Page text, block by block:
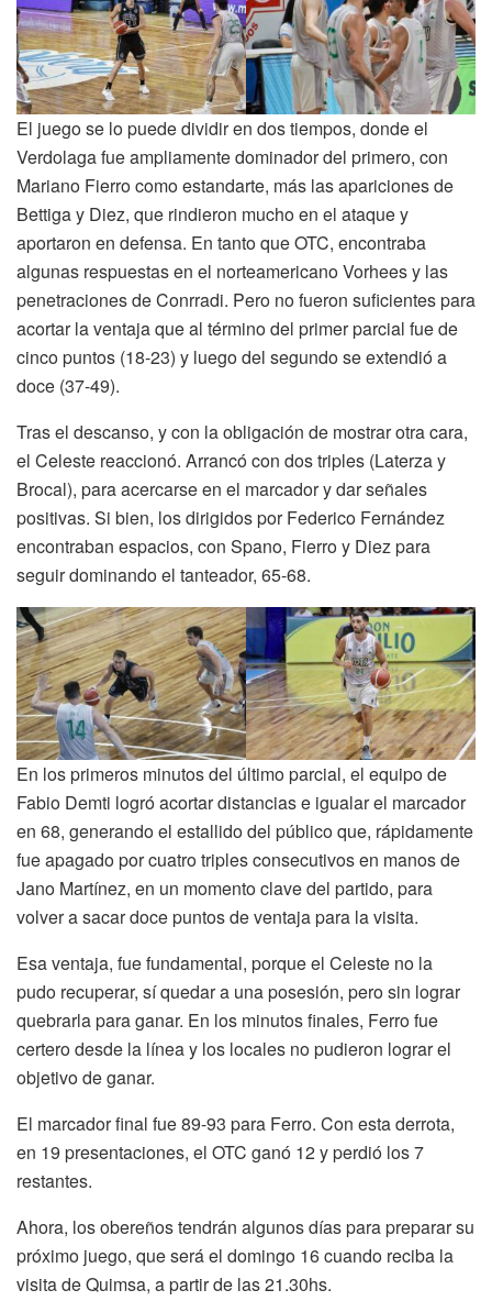
El juego se lo puede dividir en dos tiempos, donde el
Verdolaga fue ampliamente dominador del primero, con
Mariano Fierro como estandarte, más las apariciones de
Bettiga y Diez, que rindieron mucho en el ataque y
aportaron en defensa. En tanto que OTC, encontraba
algunas respuestas en el norteamericano Vorhees y las
penetraciones de Conrradi. Pero no fueron suficientes para
acortar la ventaja que al término del primer parcial fue de
cinco puntos (18-23) y luego del segundo se extendió a
doce (37-49).
Tras el descanso, y con la obligación de mostrar otra cara,
el Celeste reaccionó. Arrancó con dos triples (Laterza y
Brocal), para acercarse en el marcador y dar señales
positivas. Si bien, los dirigidos por Federico Fernández
encontraban espacios, con Spano, Fierro y Diez para
seguir dominando el tanteador, 65-68.
En los primeros minutos del último parcial, el equipo de
Fabio Demti logró acortar distancias e igualar el marcador
en 68, generando el estallido del público que, rápidamente
fue apagado por cuatro triples consecutivos en manos de
Jano Martínez, en un momento clave del partido, para
volver a sacar doce puntos de ventaja para la visita.
Esa ventaja, fue fundamental, porque el Celeste no la
pudo recuperar, sí quedar a una posesión, pero sin lograr
quebrarla para ganar. En los minutos finales, Ferro fue
certero desde la línea y los locales no pudieron lograr el
objetivo de ganar.
El marcador final fue 89-93 para Ferro. Con esta derrota,
en 19 presentaciones, el OTC ganó 12 y perdió los 7
restantes.
Ahora, los obereños tendrán algunos días para preparar su
próximo juego, que será el domingo 16 cuando reciba la
visita de Quimsa, a partir de las 21.30hs.